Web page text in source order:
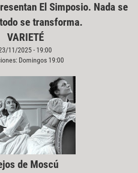
El Simposio. Nada se
se transforma.
VARIETÉ
11/2025 - 19:00
Domingos 19:00
de Moscú